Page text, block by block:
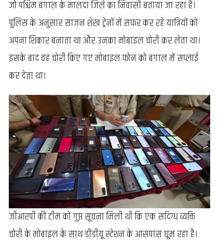
जो पश्चिम बंगाल के मालदा जिले का निवासी बताया जा रहा है।
पुलिस के अनुसार साजन शेख ट्रेनों में सफर कर रहे यात्रियों को
अपना शिकार बनाता था और उनका मोबाइल चोरी कर लेता था।
इसके बाद वह चोरी किए गए मोबाइल फोन को बंगाल में सप्लाई
कर देता था।
जीआरपी की टीम को गुप्त सूचना मिली थी कि एक संदिग्ध व्यक्ति
चोरी के मोबाइल के साथ डीडीयू स्टेशन के आसपास घूम रहा है।